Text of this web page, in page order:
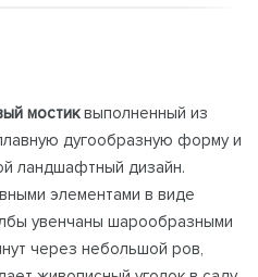
мостиквыполненный из
дугообразную форму и
ландшафтный дизайн.
элементами в виде
увенчаны шарообразными
через небольшой ров,